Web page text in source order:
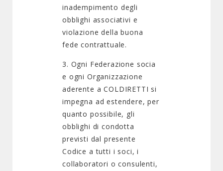
inadempimento degli
obblighi associativi e
violazione della buona
fede contrattuale.
3. Ogni Federazione socia
e ogni Organizzazione
aderente a COLDIRETTI si
impegna ad estendere, per
quanto possibile, gli
obblighi di condotta
previsti dal presente
Codice a tutti i soci, i
collaboratori o consulenti,